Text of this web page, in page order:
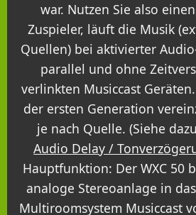
war. Nutzen Sie also
Zuspieler, läuft die Musik
Quellen) bei aktivierter
parallel und ohne
verlinkten Musiccast
der ersten Generation
je nach Quelle. (Siehe
Audio Delay /
Hauptfunktion: Der WXC 50
analoge Stereoanlage in
Multiroomsystem Musiccast